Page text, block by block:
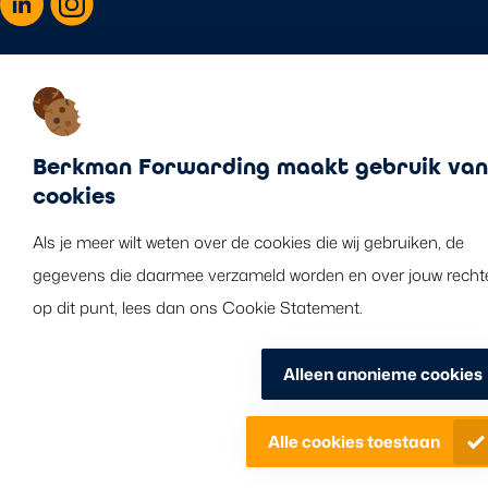
Berkman Forwarding maakt gebruik van
cookies
Als je meer wilt weten over de cookies die wij gebruiken, de
gegevens die daarmee verzameld worden en over jouw
op dit punt, lees dan ons Cookie Statement.
Alleen anonieme cookies
Alle cookies toestaan
©2026 Berkman Forwarding B.V. Alle rechten voorbehouden.
Disclaimer
Cookie policy
Privacy statement